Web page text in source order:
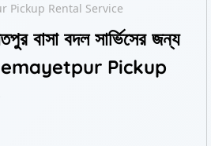
Pickup Rental Service
বাসা বদল সার্ভিসের জন্য
Pickup